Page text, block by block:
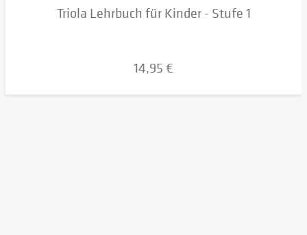
Triola Lehrbuch für Kinder - Stufe 1
14,95 €